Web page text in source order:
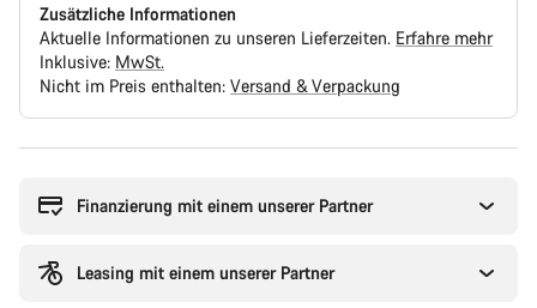
Zusätzliche Informationen
Aktuelle Informationen zu unseren Lieferzeiten. Erfahre mehr
Inklusive: MwSt.
Nicht im Preis enthalten: Versand & Verpackung
Finanzierung mit einem unserer Partner
Leasing mit einem unserer Partner